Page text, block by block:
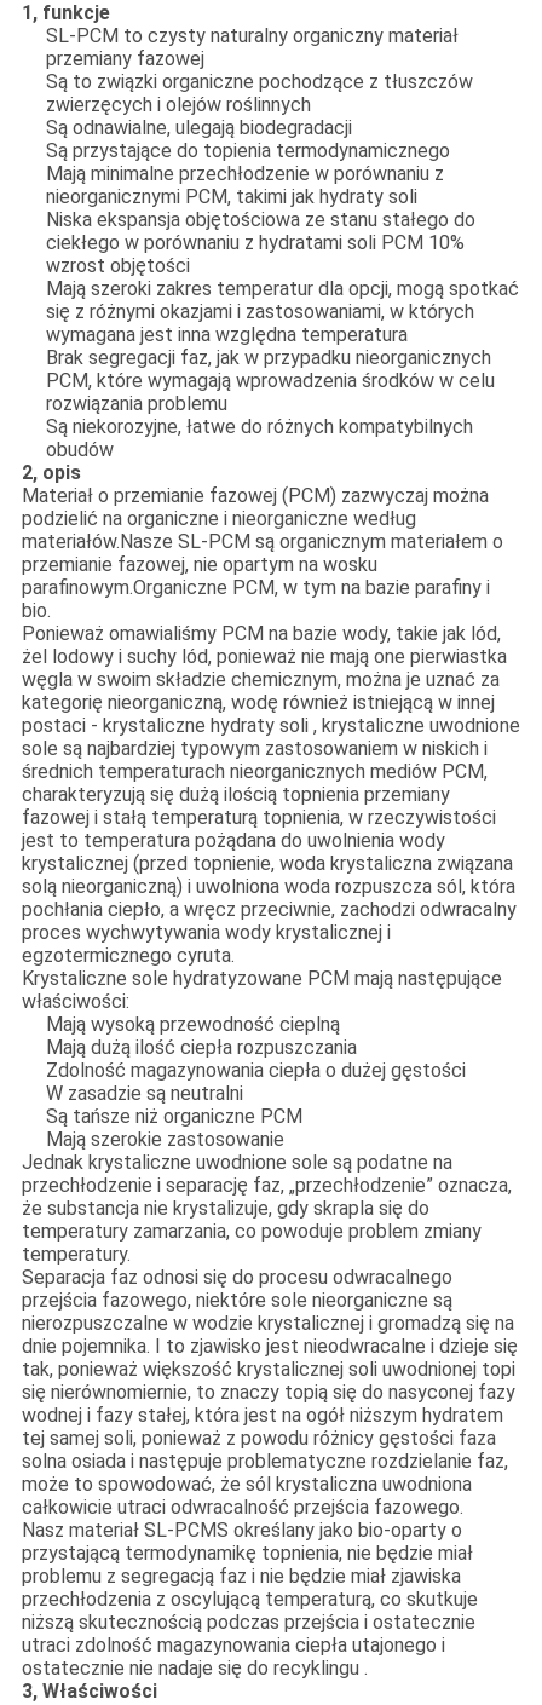
1, funkcje
SL-PCM to czysty naturalny organiczny materiał
przemiany fazowej
Są to związki organiczne pochodzące z tłuszczów
zwierzęcych i olejów roślinnych
Są odnawialne, ulegają biodegradacji
Są przystające do topienia termodynamicznego
Mają minimalne przechłodzenie w porównaniu z
nieorganicznymi PCM, takimi jak hydraty soli
Niska ekspansja objętościowa ze stanu stałego do
ciekłego w porównaniu z hydratami soli PCM 10%
wzrost objętości
Mają szeroki zakres temperatur dla opcji, mogą spotkać
się z różnymi okazjami i zastosowaniami, w których
wymagana jest inna względna temperatura
Brak segregacji faz, jak w przypadku nieorganicznych
PCM, które wymagają wprowadzenia środków w celu
rozwiązania problemu
Są niekorozyjne, łatwe do różnych kompatybilnych
obudów
2, opis
Materiał o przemianie fazowej (PCM) zazwyczaj można
podzielić na organiczne i nieorganiczne według
materiałów.Nasze SL-PCM są organicznym materiałem o
przemianie fazowej, nie opartym na wosku
parafinowym.Organiczne PCM, w tym na bazie parafiny i
bio.
Ponieważ omawialiśmy PCM na bazie wody, takie jak lód,
żel lodowy i suchy lód, ponieważ nie mają one pierwiastka
węgla w swoim składzie chemicznym, można je uznać za
kategorię nieorganiczną, wodę również istniejącą w innej
postaci - krystaliczne hydraty soli , krystaliczne uwodnione
sole są najbardziej typowym zastosowaniem w niskich i
średnich temperaturach nieorganicznych mediów PCM,
charakteryzują się dużą ilością topnienia przemiany
fazowej i stałą temperaturą topnienia, w rzeczywistości
jest to temperatura pożądana do uwolnienia wody
krystalicznej (przed topnienie, woda krystaliczna związana
solą nieorganiczną) i uwolniona woda rozpuszcza sól, która
pochłania ciepło, a wręcz przeciwnie, zachodzi odwracalny
proces wychwytywania wody krystalicznej i
egzotermicznego cyruta.
Krystaliczne sole hydratyzowane PCM mają następujące
właściwości:
Mają wysoką przewodność cieplną
Mają dużą ilość ciepła rozpuszczania
Zdolność magazynowania ciepła o dużej gęstości
W zasadzie są neutralni
Są tańsze niż organiczne PCM
Mają szerokie zastosowanie
Jednak krystaliczne uwodnione sole są podatne na
przechłodzenie i separację faz, „przechłodzenie” oznacza,
że ​​substancja nie krystalizuje, gdy skrapla się do
temperatury zamarzania, co powoduje problem zmiany
temperatury.
Separacja faz odnosi się do procesu odwracalnego
przejścia fazowego, niektóre sole nieorganiczne są
nierozpuszczalne w wodzie krystalicznej i gromadzą się na
dnie pojemnika. I to zjawisko jest nieodwracalne i dzieje się
tak, ponieważ większość krystalicznej soli uwodnionej topi
się nierównomiernie, to znaczy topią się do nasyconej fazy
wodnej i fazy stałej, która jest na ogół niższym hydratem
tej samej soli, ponieważ z powodu różnicy gęstości faza
solna osiada i następuje problematyczne rozdzielanie faz,
może to spowodować, że sól krystaliczna uwodniona
całkowicie utraci odwracalność przejścia fazowego.
Nasz materiał SL-PCMS określany jako bio-oparty o
przystającą termodynamikę topnienia, nie będzie miał
problemu z segregacją faz i nie będzie miał zjawiska
przechłodzenia z oscylującą temperaturą, co skutkuje
niższą skutecznością podczas przejścia i ostatecznie
utraci zdolność magazynowania ciepła utajonego i
ostatecznie nie nadaje się do recyklingu .
3, Właściwości